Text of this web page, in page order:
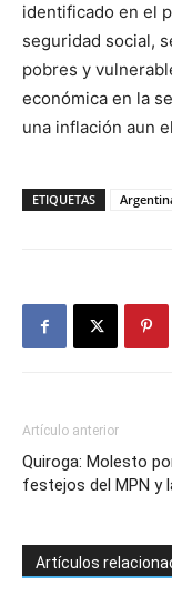
identificado en el
seguridad social,
pobres y
económica en la
una inflación aun
ETIQUETAS
Artículo anterior
Quiroga: Molesto
festejos del MPN y
Artículos